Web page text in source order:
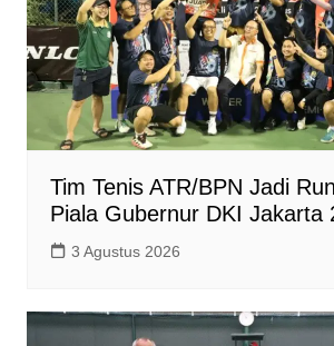
Tim Tenis ATR/BPN Jadi
Piala Gubernur DKI Jakarta
3 Agustus 2026